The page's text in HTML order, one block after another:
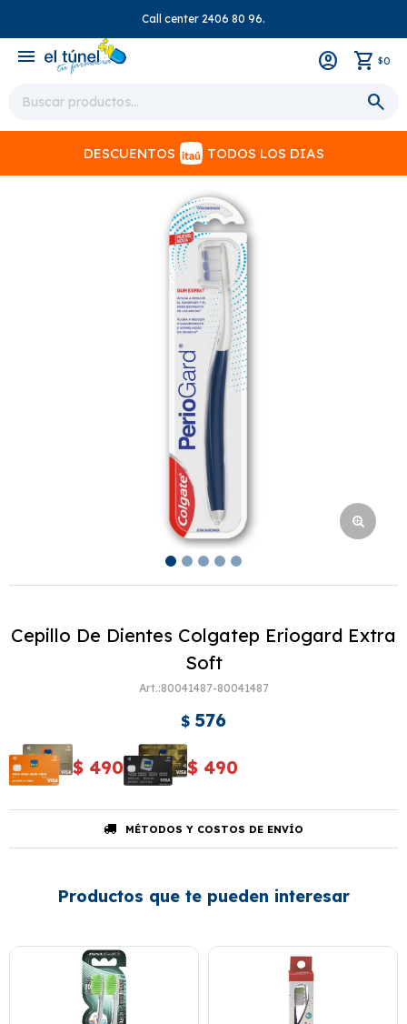
Call center 2406 80 96.
menu $0
DESCUENTOS TODOS LOS DIAS
Cepillo De Dientes Colgatep Eriogard Extra
Soft
80041487-80041487
$ 576
$ 490 $ 490
MÉTODOS Y COSTOS DE ENVÍO
Productos que te pueden interesar
close